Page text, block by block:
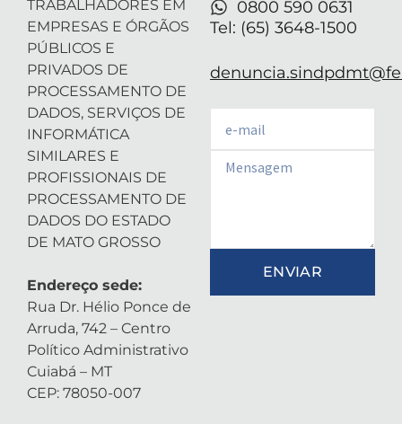
TRABALHADORES EM
EMPRESAS E ÓRGÃOS
PÚBLICOS E
PRIVADOS DE
PROCESSAMENTO DE
DADOS, SERVIÇOS DE
INFORMÁTICA
SIMILARES E
PROFISSIONAIS DE
PROCESSAMENTO DE
DADOS DO ESTADO
DE MATO GROSSO
Endereço sede:
Rua Dr. Hélio Ponce de
Arruda, 742 – Centro
Político Administrativo
Cuiabá – MT
CEP: 78050-007
0800 590 0631
Tel: (65) 3648-1500
Email
ENVIAR